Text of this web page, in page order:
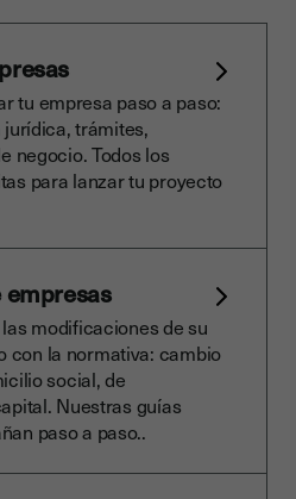
tu empresa paso a paso:
trámites,
negocio. Todos los
para lanzar tu proyecto
modificaciones de su
con la normativa: cambio
social, de
Nuestras guías
paso a paso..